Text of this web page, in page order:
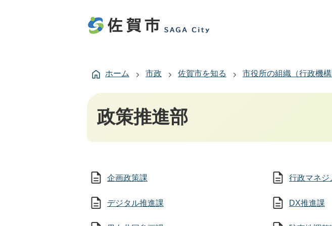
ホーム 市政 佐賀市を知る 市役所の組織（行政機構
政策推進部
企画政策課 行政マネジ
デジタル推進課 DX推進課